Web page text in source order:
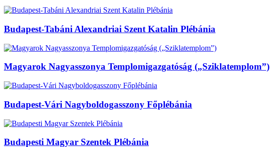
Budapest-Tabáni Alexandriai Szent Katalin Plébánia
Magyarok Nagyasszonya Templomigazgatóság („Sziklatemplom”)
Budapest-Vári Nagyboldogasszony Főplébánia
Budapesti Magyar Szentek Plébánia